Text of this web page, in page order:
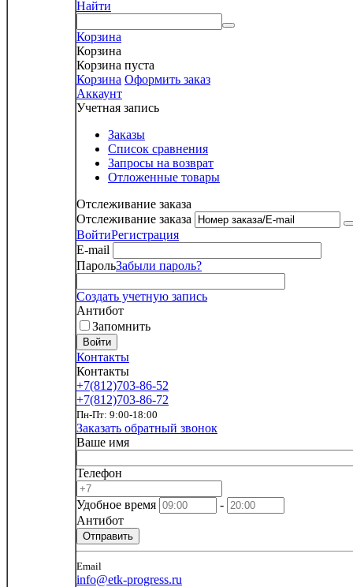
Найти
Корзина
Корзина
Корзина пуста
Корзина Оформить заказ
Аккаунт
Учетная запись
Заказы
Список сравнения
Запросы на возврат
Отложенные товары
Отслеживание заказа
Отслеживание заказа
ВойтиРегистрация
E-mail
ПарольЗабыли пароль?
Создать учетную запись
Антибот
Запомнить
Войти
Контакты
Контакты
+7(812)703-86-52
+7(812)703-86-72
Пн-Пт: 9:00-18:00
Заказать обратный звонок
Ваше имя
Телефон
Удобное время
-
Антибот
Отправить
Email
info@etk-progress.ru